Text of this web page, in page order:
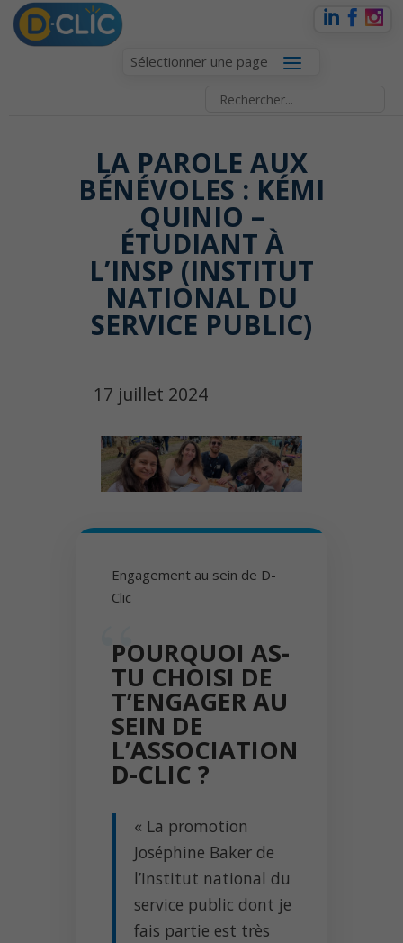
Sélectionner une page
LA PAROLE AUX
BÉNÉVOLES : KÉMI
QUINIO –
ÉTUDIANT À
L’INSP (INSTITUT
NATIONAL DU
SERVICE PUBLIC)
17 juillet 2024
Engagement au sein de D-
Clic
POURQUOI AS-
TU CHOISI DE
T’ENGAGER AU
SEIN DE
L’ASSOCIATION
D-CLIC ?
« La promotion
Joséphine Baker de
l’Institut national du
service public dont je
fais partie est très